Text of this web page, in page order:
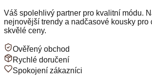
Váš spolehlivý partner pro kvalitní módu.
nejnovější trendy a nadčasové kousky pro
skvělé ceny.
Ověřený obchod
Rychlé doručení
Spokojení zákazníci